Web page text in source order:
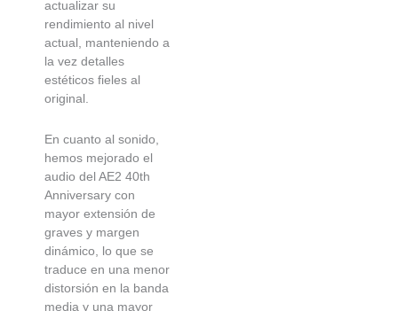
actualizar su
rendimiento al nivel
actual, manteniendo a
la vez detalles
estéticos fieles al
original.
En cuanto al sonido,
hemos mejorado el
audio del AE2 40th
Anniversary con
mayor extensión de
graves y margen
dinámico, lo que se
traduce en una menor
distorsión en la banda
media y una mayor